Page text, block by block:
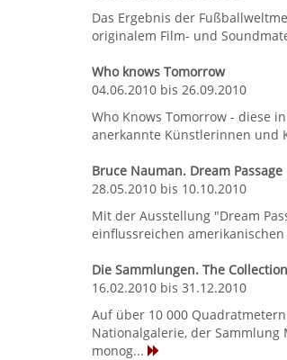
Das Ergebnis der
originalem Film- und
Who knows Tomorrow
04.06.2010 bis 26.09.2010
Who Knows Tomorrow - diese
anerkannte Künstlerinnen und
Bruce Nauman. Dream Passage
28.05.2010 bis 10.10.2010
Mit der Ausstellung "Dream
einflussreichen
Die Sammlungen. The
16.02.2010 bis 31.12.2010
Auf über 10 000
Nationalgalerie, der
monog...